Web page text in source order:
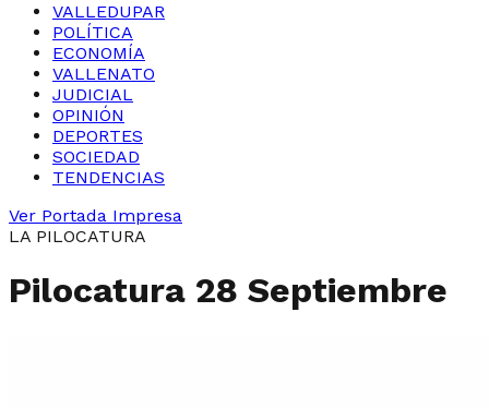
VALLEDUPAR
POLÍTICA
ECONOMÍA
VALLENATO
JUDICIAL
OPINIÓN
DEPORTES
SOCIEDAD
TENDENCIAS
Ver Portada Impresa
LA PILOCATURA
Pilocatura 28 Septiembre